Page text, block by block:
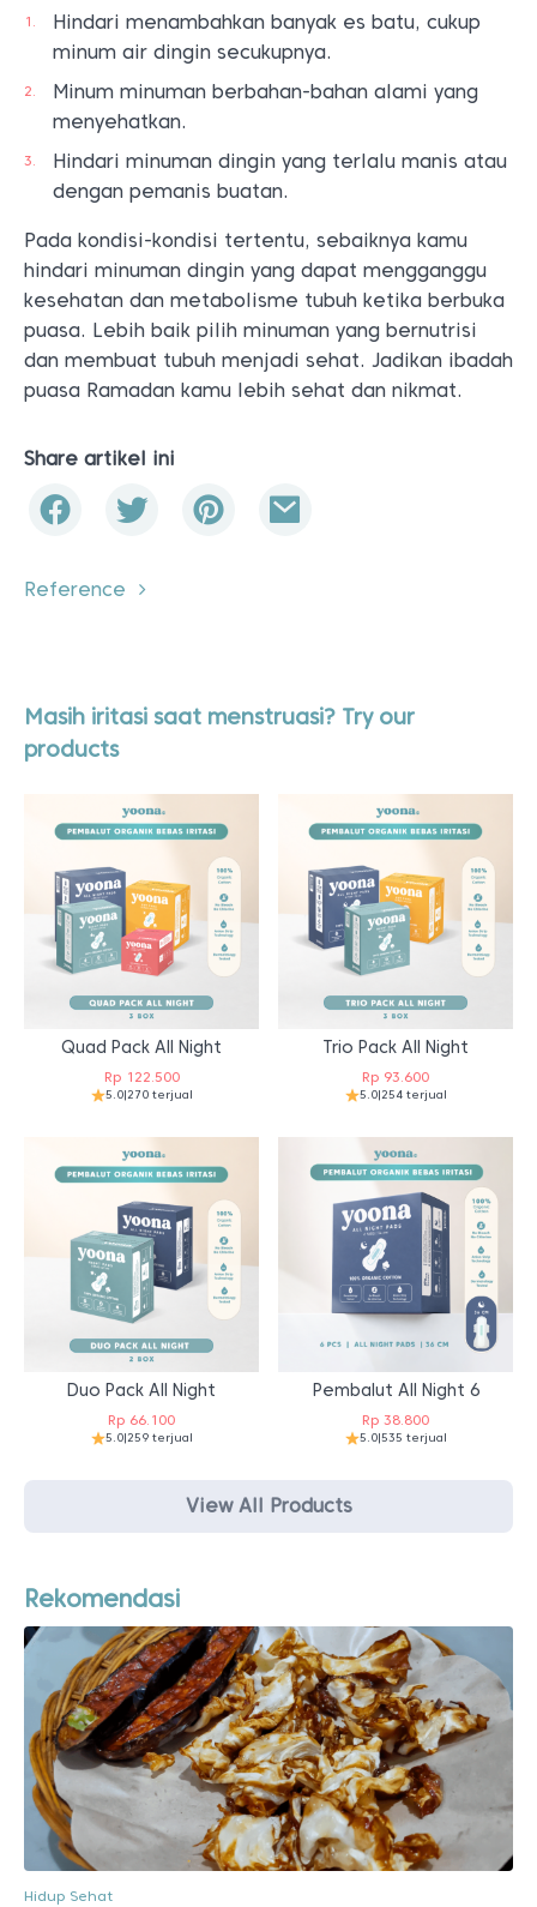
Hindari menambahkan banyak es batu, cukup
minum air dingin secukupnya.
Minum minuman berbahan-bahan alami yang
menyehatkan.
Hindari minuman dingin yang terlalu manis atau
dengan pemanis buatan.
Pada kondisi-kondisi tertentu, sebaiknya kamu
hindari minuman dingin yang dapat mengganggu
kesehatan dan metabolisme tubuh ketika berbuka
puasa. Lebih baik pilih minuman yang bernutrisi
dan membuat tubuh menjadi sehat. Jadikan ibadah
puasa Ramadan kamu lebih sehat dan nikmat.
Share artikel ini
Reference
Masih iritasi saat menstruasi? Try our
products
Quad Pack All Night
Rp122.500
5.0|270 terjual
Trio Pack All Night
Rp 93.600
5.0|254 terjual
Duo Pack All Night
Rp 66.100
5.0|259 terjual
Pembalut All Night 6
Rp 38.800
5.0|535 terjual
View All Products
Rekomendasi
Hidup Sehat